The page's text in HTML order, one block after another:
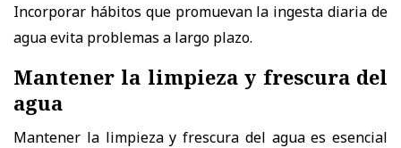
Incorporar hábitos que promuevan la ingesta diaria de
agua evita problemas a largo plazo.
Mantener la limpieza y frescura del
agua
Mantener la limpieza y frescura del aguaes esencial